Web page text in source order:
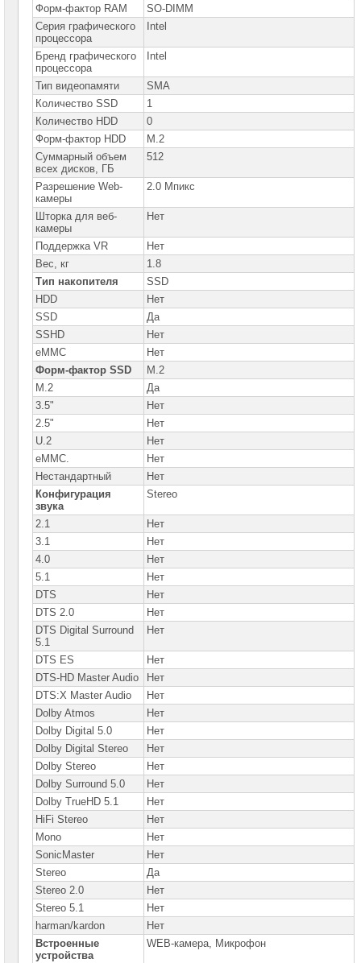
Форм-фактор RAM
SO-DIMM
Серия графического
процессора
Intel
Бренд графического
процессора
Intel
Тип видеопамяти
SMA
Количество SSD
1
Количество HDD
0
Форм-фактор HDD
M.2
Суммарный объем
всех дисков, ГБ
512
Разрешение Web-
камеры
2.0 Мпикс
Шторка для веб-
камеры
Нет
Поддержка VR
Нет
Вес, кг
1.8
Тип накопителя
SSD
HDD
Нет
SSD
Да
SSHD
Нет
eMMC
Нет
Форм-фактор SSD
M.2
M.2
Да
3.5"
Нет
2.5"
Нет
U.2
Нет
eMMC.
Нет
Нестандартный
Нет
Конфигурация
звука
Stereo
2.1
Нет
3.1
Нет
4.0
Нет
5.1
Нет
DTS
Нет
DTS 2.0
Нет
DTS Digital Surround
5.1
Нет
DTS ES
Нет
DTS-HD Master Audio
Нет
DTS:X Master Audio
Нет
Dolby Atmos
Нет
Dolby Digital 5.0
Нет
Dolby Digital Stereo
Нет
Dolby Stereo
Нет
Dolby Surround 5.0
Нет
Dolby TrueHD 5.1
Нет
HiFi Stereo
Нет
Mono
Нет
SonicMaster
Нет
Stereo
Да
Stereo 2.0
Нет
Stereo 5.1
Нет
harman/kardon
Нет
Встроенные
устройства
WEB-камера, Микрофон